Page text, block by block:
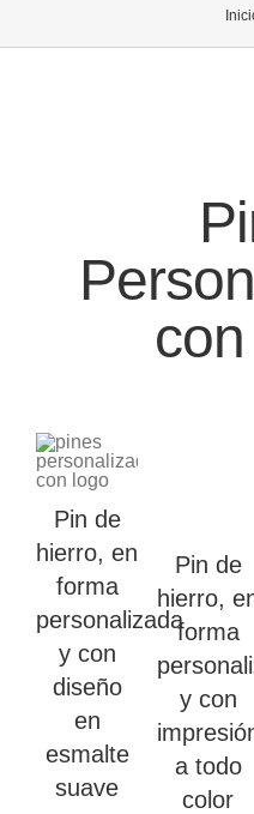
Pin de
hierro, en
forma
personalizada
y con
diseño
en
esmalte
suave
Pin de
hierro,
forma
y con
a todo
color